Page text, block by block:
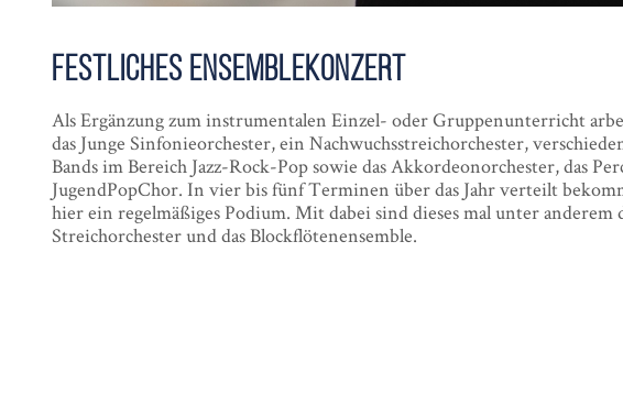
Festliches Ensemble­konzert
Als Ergänzung zum instrumentalen Einzel- oder Gruppenunterricht
das Junge Sinfonieorchester, ein Nachwuchsstreichorchester,
Bands im Bereich Jazz-Rock-Pop sowie das Akkordeonorchester, das
JugendPopChor. In vier bis fünf Terminen über das Jahr verteilt
hier ein regelmäßiges Podium. Mit dabei sind dieses mal unter anderem
Streichorchester und das Blockflötenensemble.